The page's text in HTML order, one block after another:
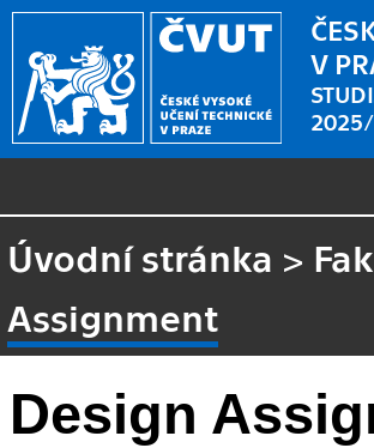
V
Úvodní stránka >
Assignment
Design